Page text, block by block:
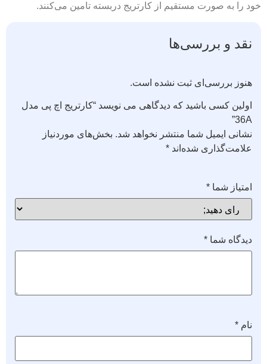
خود را به صورت مستقیم از کارتریج دربسته تامین می‌کنند.
نقد و بررسی‌ها
هنوز بررسی‌ای ثبت نشده است.
اولین کسی باشید که دیدگاهی می نویسد “کارتریج اچ پی مدل
36A”
نشانی ایمیل شما منتشر نخواهد شد. بخش‌های موردنیاز
علامت‌گذاری شده‌اند *
امتیاز شما *
دیدگاه شما *
نام *